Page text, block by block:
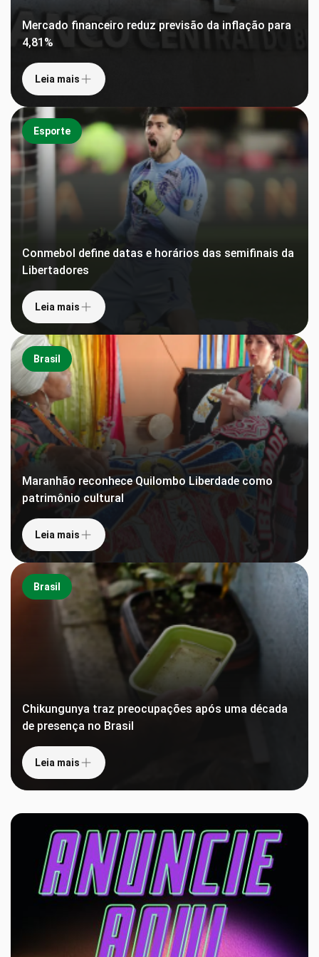
Mercado financeiro reduz previsão da inflação para
4,81%
Leia mais
Esporte
Conmebol define datas e horários das semifinais da
Libertadores
Leia mais
Brasil
Maranhão reconhece Quilombo Liberdade como
patrimônio cultural
Leia mais
Brasil
Chikungunya traz preocupações após uma década
de presença no Brasil
Leia mais